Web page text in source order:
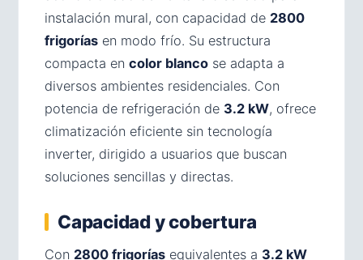
instalación mural, con capacidad de 2800
frigorías en modo frío. Su estructura
compacta en color blanco se adapta a
diversos ambientes residenciales. Con
potencia de refrigeración de 3.2 kW, ofrece
climatización eficiente sin tecnología
inverter, dirigido a usuarios que buscan
soluciones sencillas y directas.
Capacidad y cobertura
Con 2800 frigorías equivalentes a 3.2 kW